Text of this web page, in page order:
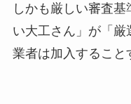
しかも厳しい審査
い大工さん」が「
業者は加入すること